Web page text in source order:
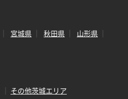
宮城県 秋田県
山形県
その他茨城エリア